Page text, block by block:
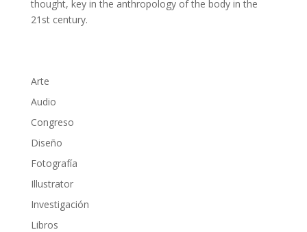
thought, key in the anthropology of the body in the
21st century.
Arte
Audio
Congreso
Diseño
Fotografía
Illustrator
Investigación
Libros